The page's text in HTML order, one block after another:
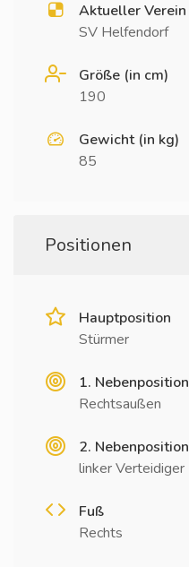
Aktueller Verein
SV Helfendorf
Größe (in cm)
190
Gewicht (in kg)
85
Positionen
Hauptposition
Stürmer
1. Nebenposition
Rechtsaußen
2. Nebenposition
linker Verteidiger
Fuß
Rechts